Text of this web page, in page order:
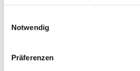
Notwendig
Präferenzen
März 2024